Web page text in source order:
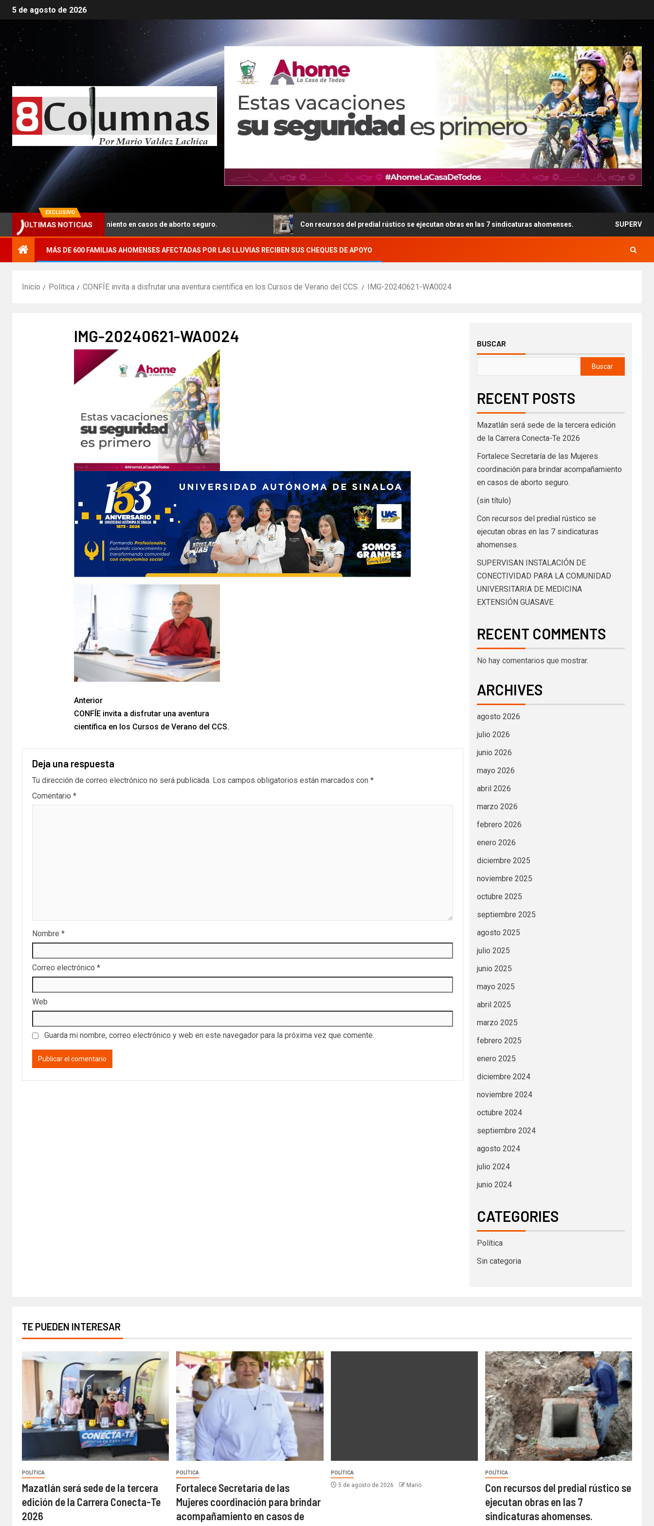
5 de agosto de 2026
EXCLUSIVO
ÚLTIMAS NOTICIAS
brindar acompañamiento en casos de aborto seguro. Con recursos del predial rústico se ejecutan obras en las 7 sindicaturas ahomenses. SUPERVISAN
MÁS DE 600 FAMILIAS AHOMENSES AFECTADAS POR LAS LLUVIAS RECIBEN SUS CHEQUES DE APOYO
Inicio Política CONFÍE invita a disfrutar una aventura científica en los Cursos de Verano del CCS. IMG-20240621-WA0024
IMG-20240621-WA0024
Anterior
CONFÍE invita a disfrutar una aventura
científica en los Cursos de Verano del CCS.
Deja una respuesta
Tu dirección de correo electrónico no será publicada. Los campos obligatorios están marcados con *
Comentario *
Nombre *
Correo electrónico *
Web
Guarda mi nombre, correo electrónico y web en este navegador para la próxima vez que comente.
BUSCAR
Buscar
RECENT POSTS
Mazatlán será sede de la tercera edición
de la Carrera Conecta-Te 2026
Fortalece Secretaría de las Mujeres
coordinación para brindar acompañamiento
en casos de aborto seguro.
(sin título)
Con recursos del predial rústico se
ejecutan obras en las 7 sindicaturas
ahomenses.
SUPERVISAN INSTALACIÓN DE
CONECTIVIDAD PARA LA COMUNIDAD
UNIVERSITARIA DE MEDICINA
EXTENSIÓN GUASAVE.
RECENT COMMENTS
No hay comentarios que mostrar.
ARCHIVES
agosto 2026
julio 2026
junio 2026
mayo 2026
abril 2026
marzo 2026
febrero 2026
enero 2026
diciembre 2025
noviembre 2025
octubre 2025
septiembre 2025
agosto 2025
julio 2025
junio 2025
mayo 2025
abril 2025
marzo 2025
febrero 2025
enero 2025
diciembre 2024
noviembre 2024
octubre 2024
septiembre 2024
agosto 2024
julio 2024
junio 2024
CATEGORIES
Política
Sin categoria
TE PUEDEN INTERESAR
POLÍTICA
Mazatlán será sede de la tercera
edición de la Carrera Conecta-Te
2026
POLÍTICA
Fortalece Secretaría de las
Mujeres coordinación para brindar
acompañamiento en casos de
POLÍTICA
5 de agosto de 2026 Mario
POLÍTICA
Con recursos del predial rústico se
ejecutan obras en las 7
sindicaturas ahomenses.